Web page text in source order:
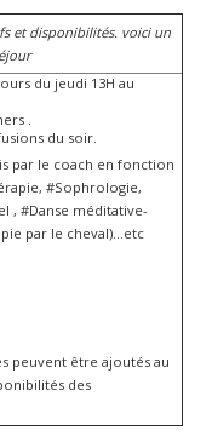
et disponibilités. voici un
du jeudi 13H au
.
du soir.
par le coach en fonction
#Sophrologie,
, #Danse méditative-
par le cheval)...etc
peuvent être ajoutés au
des